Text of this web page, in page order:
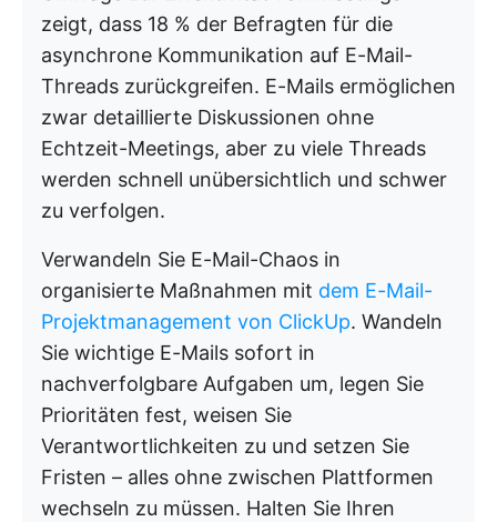
zeigt, dass 18 % der Befragten für die
asynchrone Kommunikation auf E-Mail-
Threads zurückgreifen. E-Mails ermöglichen
zwar detaillierte Diskussionen ohne
Echtzeit-Meetings, aber zu viele Threads
werden schnell unübersichtlich und schwer
zu verfolgen.
Verwandeln Sie E-Mail-Chaos in
organisierte Maßnahmen mit dem E-Mail-
Projektmanagement von ClickUp. Wandeln
Sie wichtige E-Mails sofort in
nachverfolgbare Aufgaben um, legen Sie
Prioritäten fest, weisen Sie
Verantwortlichkeiten zu und setzen Sie
Fristen – alles ohne zwischen Plattformen
wechseln zu müssen. Halten Sie Ihren